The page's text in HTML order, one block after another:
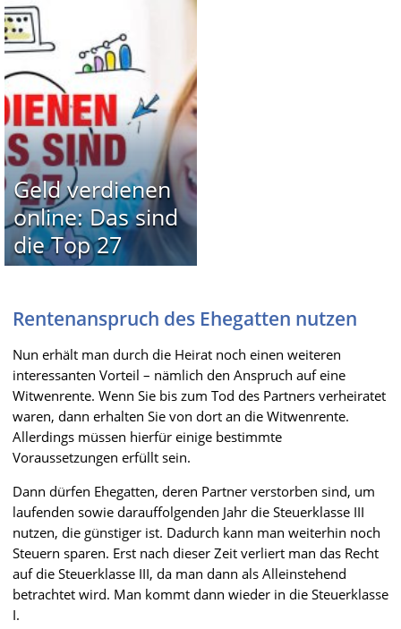
Geld verdienen
online: Das sind
die Top 27
Rentenanspruch des Ehegatten nutzen
Nun erhält man durch die Heirat noch einen weiteren
interessanten Vorteil – nämlich den Anspruch auf eine
Witwenrente. Wenn Sie bis zum Tod des Partners verheiratet
waren, dann erhalten Sie von dort an die Witwenrente.
Allerdings müssen hierfür einige bestimmte
Voraussetzungen erfüllt sein.
Dann dürfen Ehegatten, deren Partner verstorben sind, um
laufenden sowie darauffolgenden Jahr die Steuerklasse III
nutzen, die günstiger ist. Dadurch kann man weiterhin noch
Steuern sparen. Erst nach dieser Zeit verliert man das Recht
auf die Steuerklasse III, da man dann als Alleinstehend
betrachtet wird. Man kommt dann wieder in die Steuerklasse
I.